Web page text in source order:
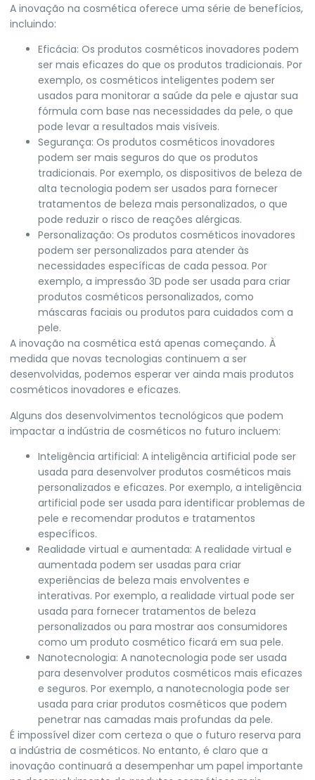
A inovação na cosmética oferece uma série de benefícios,
incluindo:
Eficácia: Os produtos cosméticos inovadores podem
ser mais eficazes do que os produtos tradicionais. Por
exemplo, os cosméticos inteligentes podem ser
usados para monitorar a saúde da pele e ajustar sua
fórmula com base nas necessidades da pele, o que
pode levar a resultados mais visíveis.
Segurança: Os produtos cosméticos inovadores
podem ser mais seguros do que os produtos
tradicionais. Por exemplo, os dispositivos de beleza de
alta tecnologia podem ser usados para fornecer
tratamentos de beleza mais personalizados, o que
pode reduzir o risco de reações alérgicas.
Personalização: Os produtos cosméticos inovadores
podem ser personalizados para atender às
necessidades específicas de cada pessoa. Por
exemplo, a impressão 3D pode ser usada para criar
produtos cosméticos personalizados, como
máscaras faciais ou produtos para cuidados com a
pele.
A inovação na cosmética está apenas começando. À
medida que novas tecnologias continuem a ser
desenvolvidas, podemos esperar ver ainda mais produtos
cosméticos inovadores e eficazes.
Alguns dos desenvolvimentos tecnológicos que podem
impactar a indústria de cosméticos no futuro incluem:
Inteligência artificial: A inteligência artificial pode ser
usada para desenvolver produtos cosméticos mais
personalizados e eficazes. Por exemplo, a inteligência
artificial pode ser usada para identificar problemas de
pele e recomendar produtos e tratamentos
específicos.
Realidade virtual e aumentada: A realidade virtual e
aumentada podem ser usadas para criar
experiências de beleza mais envolventes e
interativas. Por exemplo, a realidade virtual pode ser
usada para fornecer tratamentos de beleza
personalizados ou para mostrar aos consumidores
como um produto cosmético ficará em sua pele.
Nanotecnologia: A nanotecnologia pode ser usada
para desenvolver produtos cosméticos mais eficazes
e seguros. Por exemplo, a nanotecnologia pode ser
usada para criar produtos cosméticos que podem
penetrar nas camadas mais profundas da pele.
É impossível dizer com certeza o que o futuro reserva para
a indústria de cosméticos. No entanto, é claro que a
inovação continuará a desempenhar um papel importante